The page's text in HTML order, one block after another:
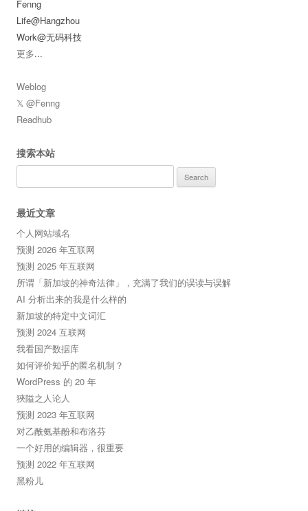
Fenng
Life@Hangzhou
Work@无码科技
更多...
Weblog
𝕏 @Fenng
Readhub
搜索本站
for:
最近文章
个人网站域名
预测 2026 年互联网
预测 2025 年互联网
所谓「新加坡的神奇法律」，充满了我们的误读与误解
AI 分析出来的我是什么样的
新加坡的特定中文词汇
预测 2024 互联网
我看国产数据库
如何评价知乎的匿名机制？
WordPress 的 20 年
狹隘之人论人
预测 2023 年互联网
对乙酰氨基酚和布洛芬
一个好用的编辑器，很重要
预测 2022 年互联网
黑粉儿